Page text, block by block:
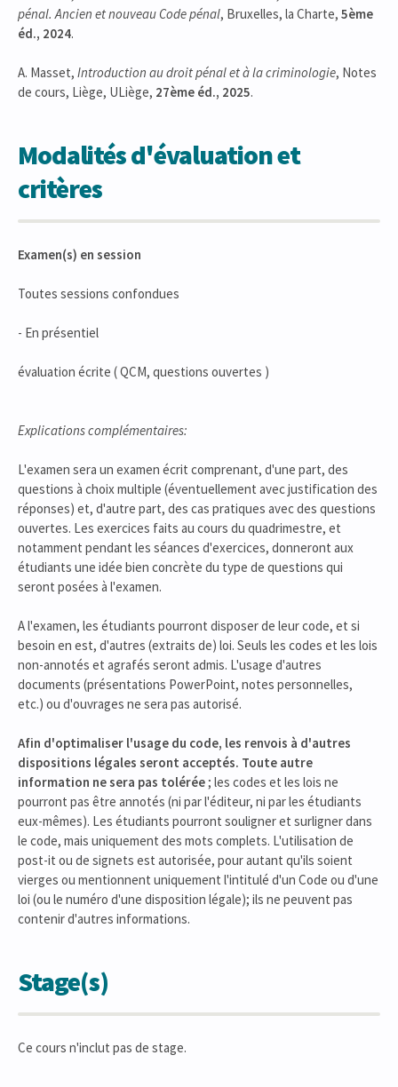
pénal. Ancien et nouveau Code pénal, Bruxelles, la Charte, 5ème
éd., 2024.
A. Masset, Introduction au droit pénal et à la criminologie, Notes
de cours, Liège, ULiège, 27ème éd., 2025.
Modalités d'évaluation et
critères
Examen(s) en session
Toutes sessions confondues
- En présentiel
évaluation écrite ( QCM, questions ouvertes )
Explications complémentaires:
L'examen sera un examen écrit comprenant, d'une part, des
questions à choix multiple (éventuellement avec justification des
réponses) et, d'autre part, des cas pratiques avec des questions
ouvertes. Les exercices faits au cours du quadrimestre, et
notamment pendant les séances d'exercices, donneront aux
étudiants une idée bien concrète du type de questions qui
seront posées à l'examen.
A l'examen, les étudiants pourront disposer de leur code, et si
besoin en est, d'autres (extraits de) loi. Seuls les codes et les lois
non-annotés et agrafés seront admis. L'usage d'autres
documents (présentations PowerPoint, notes personnelles,
etc.) ou d'ouvrages ne sera pas autorisé.
Afin d'optimaliser l'usage du code, les renvois à d'autres
dispositions légales seront acceptés. Toute autre
information ne sera pas tolérée; les codes et les lois ne
pourront pas être annotés (ni par l'éditeur, ni par les étudiants
eux-mêmes). Les étudiants pourront souligner et surligner dans
le code, mais uniquement des mots complets. L'utilisation de
post-it ou de signets est autorisée, pour autant qu'ils soient
vierges ou mentionnent uniquement l'intitulé d'un Code ou d'une
loi (ou le numéro d'une disposition légale); ils ne peuvent pas
contenir d'autres informations.
Stage(s)
Ce cours n'inclut pas de stage.